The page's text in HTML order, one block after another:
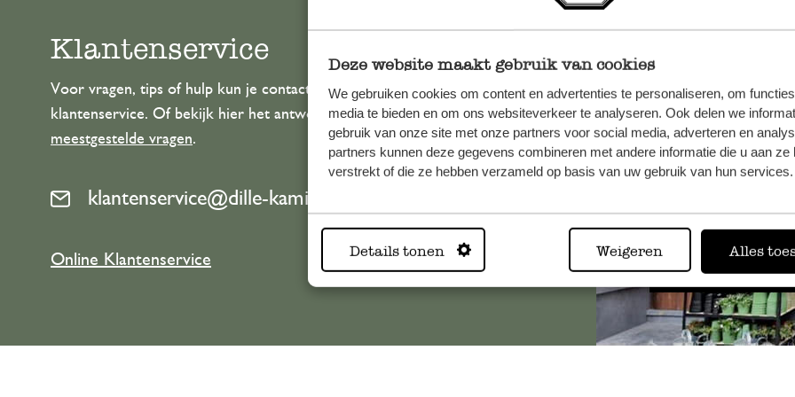
Deze website maakt gebruik van cookies
We gebruiken cookies om content en advertenties te personaliseren, om
media te bieden en om ons websiteverkeer te analyseren. Ook delen we
gebruik van onze site met onze partners voor social media, adverteren en
partners kunnen deze gegevens combineren met andere informatie die u aan ze
verstrekt of die ze hebben verzameld op basis van uw gebruik van hun services.
Details tonen Weigeren Alles
Altijd in
Klantenservice
Voor vragen, tips of hulp kun je contact opnemen met onze
klantenservice. Of bekijk hier het antwoord op de
meestgestelde vragen.
klantenservice@dille-kamille.com
Online Klantenservice